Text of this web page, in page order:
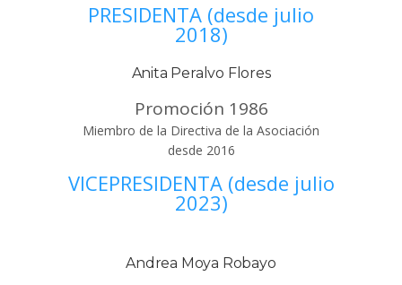
PRESIDENTA (desde julio
2018)
Anita Peralvo Flores
Promoción 1986
Miembro de la Directiva de la Asociación
desde 2016
VICEPRESIDENTA (desde julio
2023)
Andrea Moya Robayo